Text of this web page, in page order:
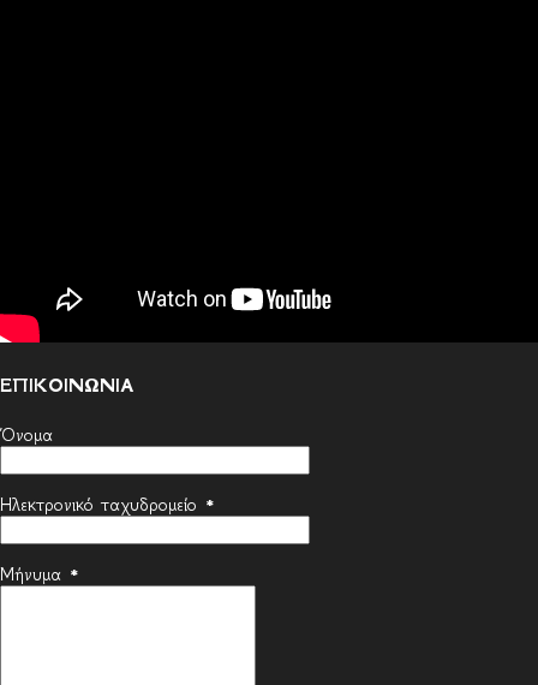
ΕΠΙΚΟΙΝΩΝΙΑ
Όνομα
Ηλεκτρονικό ταχυδρομείο *
Μήνυμα *